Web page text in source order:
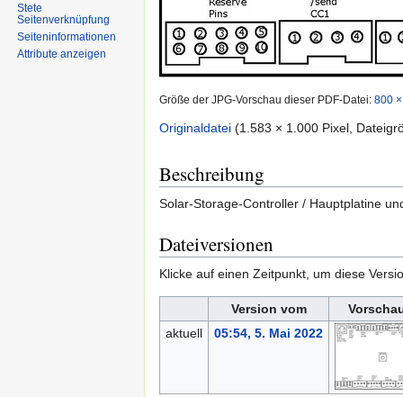
Größe der JPG-Vorschau dieser PDF-Datei: 800
Originaldatei (1.583 × 1.000 Pixel,
Beschreibung
Solar-Storage-Controller / Hauptplatine
Dateiversionen
Klicke auf einen Zeitpunkt, um diese
Version vom
aktuell
05:54, 5. Mai 2022
Stete
Seitenverknüpfung
Seiten­informationen
Attribute anzeigen